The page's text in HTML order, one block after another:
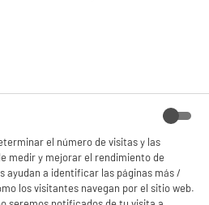
de un marca
de dispositivos : 1
TODAS
el número de visitas y las
medir y mejorar el rendimiento de
ayudan a identificar las páginas más /
los visitantes navegan por el sitio web.